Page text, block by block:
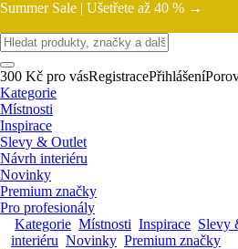
Summer Sale | Ušetřete až 40 % →
300 Kč pro vásRegistracePřihlášení
Kategorie
Místnosti
Inspirace
Slevy & Outlet
Návrh interiéru
Novinky
Premium značky
Pro profesionály
Kategorie Místnosti Inspirace Slevy
interiéru Novinky Premium značky